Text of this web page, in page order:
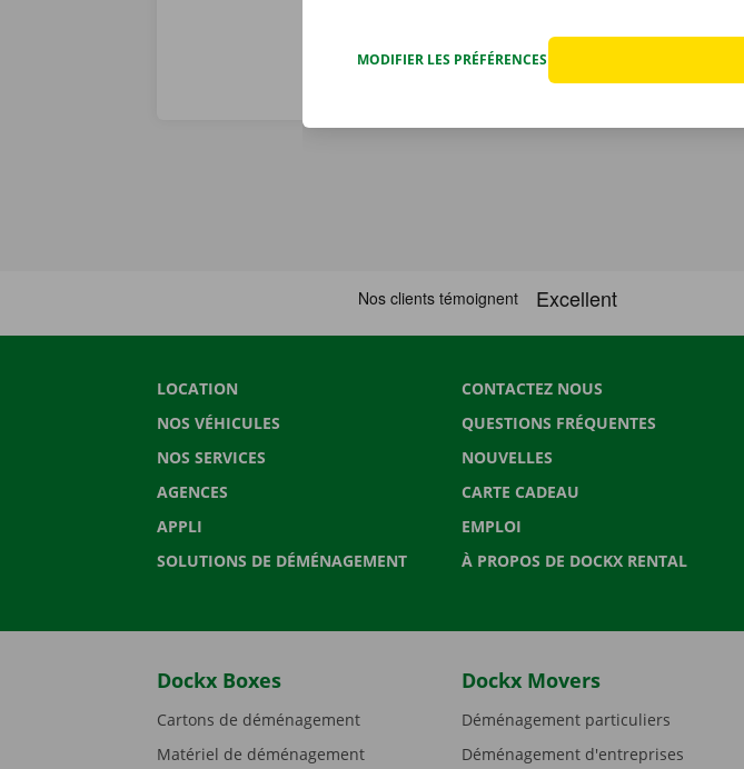
LOCATION
NOS VÉHICULES
NOS SERVICES
AGENCES
APPLI
SOLUTIONS DE DÉMÉNAGEMENT
CONTACTEZ NOUS
QUESTIONS FRÉQUENTES
NOUVELLES
CARTE CADEAU
EMPLOI
À PROPOS DE DOCKX RENTAL
Dockx Boxes
Cartons de déménagement
Matériel de déménagement
Dockx Movers
Déménagement particuliers
Déménagement d'entreprises
MODIFIER LES PRÉFÉRENCES